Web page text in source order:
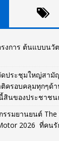
งการ ต้นแบบนวั
ประชุมใหญ่สามั
ครอบคลุมทุกๆด้
สินของประชาชน
รรมยานยนต์ The
2026 ที่คนรั